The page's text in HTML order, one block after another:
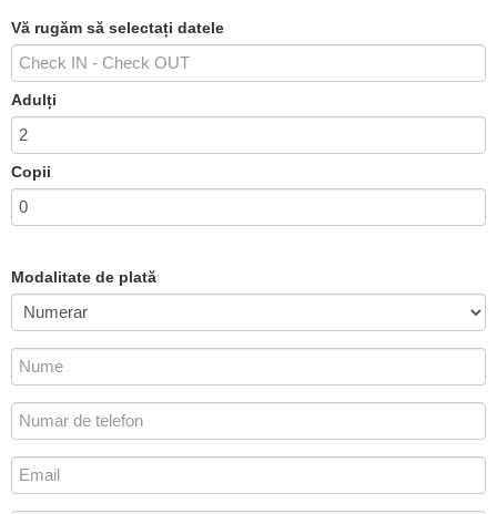
Vă rugăm să selectați datele
Adulți
Copii
Modalitate de plată